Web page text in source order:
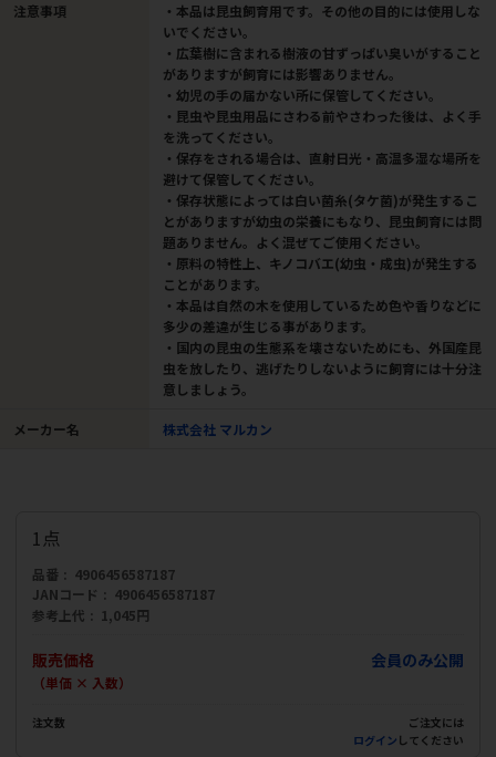
注意事項
・本品は昆虫飼育用です。その他の目的には使用しな
いでください。
・広葉樹に含まれる樹液の甘ずっぱい臭いがすること
がありますが飼育には影響ありません。
・幼児の手の届かない所に保管してください。
・昆虫や昆虫用品にさわる前やさわった後は、よく手
を洗ってください。
・保存をされる場合は、直射日光・高温多湿な場所を
避けて保管してください。
・保存状態によっては白い菌糸(タケ菌)が発生するこ
とがありますが幼虫の栄養にもなり、昆虫飼育には問
題ありません。よく混ぜてご使用ください。
・原料の特性上、キノコバエ(幼虫・成虫)が発生する
ことがあります。
・本品は自然の木を使用しているため色や香りなどに
多少の差違が生じる事があります。
・国内の昆虫の生態系を壊さないためにも、外国産昆
虫を放したり、逃げたりしないように飼育には十分注
意しましょう。
メーカー名 株式会社 マルカン
1点
品番
4906456587187
JANコード
4906456587187
参考上代
1,045円
販売価格
（単価 × 入数）
会員のみ公開
注文数
ご注文には
ログイン してください